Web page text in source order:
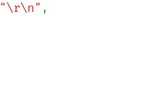
"\r\n" ,